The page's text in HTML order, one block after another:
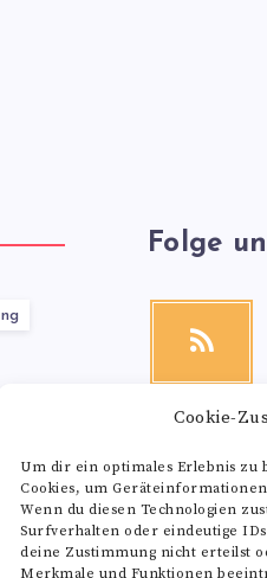
Cookie-
Um dir ein optimales Erlebnis zu
Cookies, um
Wenn du diesen Technologien
Surfverhalten oder eindeutige
deine Zustimmung nicht erteilst
Merkmale und Funktionen
Folge
RSS
news!